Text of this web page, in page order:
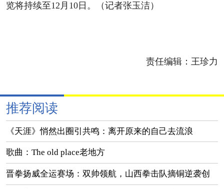
览将持续至12月10日。（记者张玉洁）
责任编辑：王珍力
推荐阅读
《天涯》悄然出圈引共鸣：离开原来的自己去流浪
歌曲：The old place老地方
晋拳扬威全运赛场：双帅领航，山西拳击队摘铜逆袭创